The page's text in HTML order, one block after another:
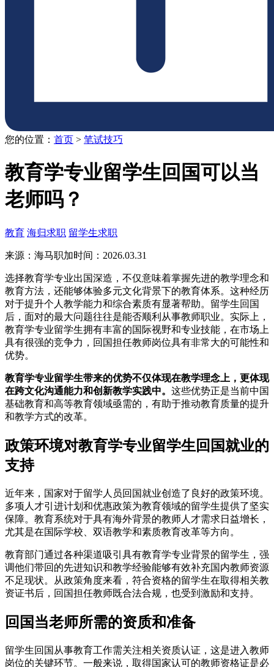
您的位置： 首页 > 笔试技巧
教育学专业留学生回国可以当
老师吗？
教育 海归求职 留学生求职
来源：海马职加时间：2026.03.31
选择教育学专业出国深造，不仅意味着掌握先进的教学理念和
教育方法，还能够体验多元文化背景下的教育体系。这种经历
对于提升个人教学能力和综合素质有显著帮助。留学生回国
后，面对的最大问题往往是能否顺利从事教师职业。实际上，
教育学专业留学生拥有丰富的国际视野和专业技能，在市场上
具有很强的竞争力，回国担任教师岗位具有非常大的可能性和
优势。
教育学专业留学生带来的优势不仅体现在教学理念上，更体现
在跨文化沟通能力和创新教学实践中。 这些优势正是当前中国
基础教育和高等教育领域亟需的，有助于推动教育质量的提升
和教学方式的改革。
政策环境对教育学专业留学生回国就业的
支持
近年来，国家对于留学人员回国就业创造了良好的政策环境。
多项人才引进计划和优惠政策为教育领域的留学生提供了坚实
保障。教育系统对于具有海外背景的教师人才需求日益增长，
尤其是在国际学校、双语教学和素质教育改革等方向。
教育部门通过各种渠道吸引具有教育学专业背景的留学生，强
调他们带回的先进知识和教学经验能够有效补充国内教师资源
不足现状。从政策角度来看，符合资格的留学生在取得相关教
资证书后，回国担任教师既合法合规，也受到激励和支持。
回国当老师所需的资质和准备
留学生回国从事教育工作需关注相关资质认证，这是进入教师
岗位的关键环节。一般来说，取得国家认可的教师资格证是必